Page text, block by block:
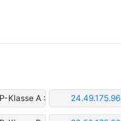
Klasse A : 24.49.175.96